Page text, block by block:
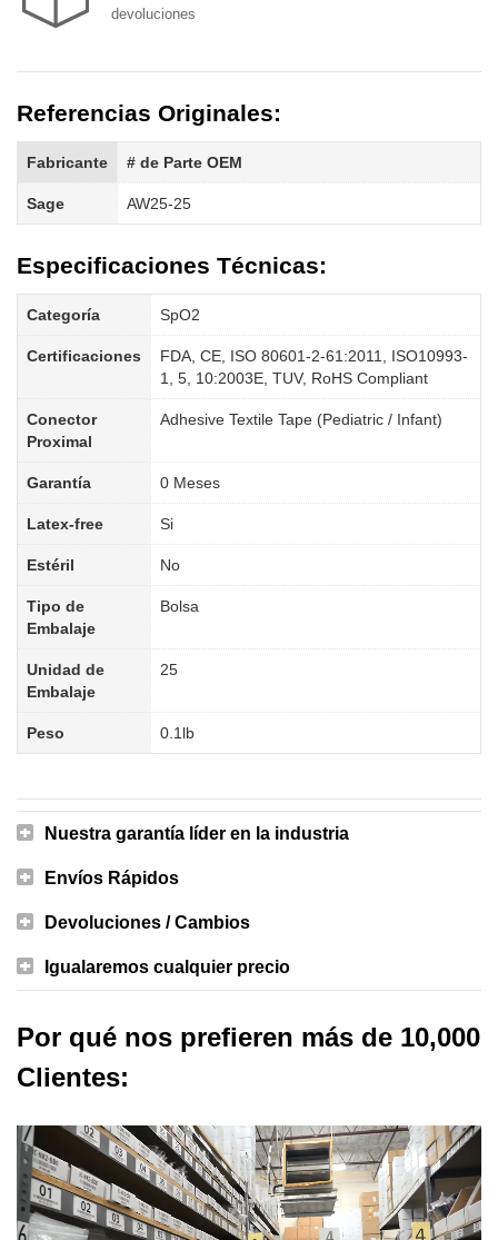
devoluciones
Referencias Originales:
Fabricante # de Parte OEM
Sage AW25-25
Especificaciones Técnicas:
Categoría SpO2
Certificaciones
FDA, CE, ISO 80601-2-61:2011, ISO10993-
1, 5, 10:2003E, TUV, RoHS Compliant
Conector
Proximal
Adhesive Textile Tape (Pediatric / Infant)
Garantía 0 Meses
Latex-free Si
Estéril No
Tipo de
Embalaje
Bolsa
Unidad de
Embalaje
25
Peso 0.1lb
Nuestra garantía líder en la industria
Envíos Rápidos
Devoluciones / Cambios
Igualaremos cualquier precio
Por qué nos prefieren más de 10,000
Clientes: